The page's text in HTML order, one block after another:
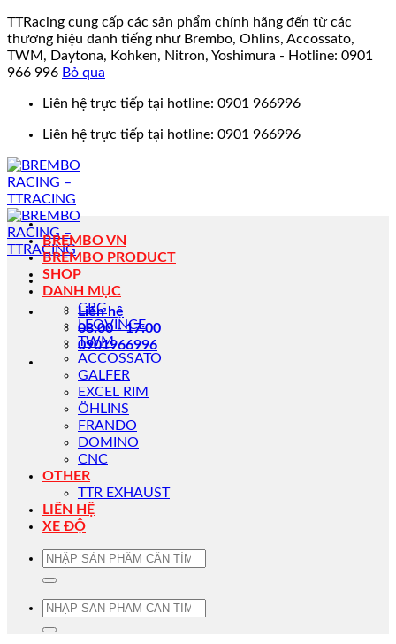
TTRacing cung cấp các sản phẩm chính hãng đến từ các
thương hiệu danh tiếng như Brembo, Ohlins, Accossato,
TWM, Daytona, Kohken, Nitron, Yoshimura - Hotline: 0901
966 996 Bỏ qua
Liên hệ trực tiếp tại hotline: 0901 966996
Liên hệ trực tiếp tại hotline: 0901 966996
Liên hệ
08:00 - 17:00
0901966996
BREMBO VN
BREMBO PRODUCT
SHOP
DANH MỤC
CRG
LEOVINCE
TWM
ACCOSSATO
GALFER
EXCEL RIM
ÖHLINS
FRANDO
DOMINO
CNC
OTHER
TTR EXHAUST
LIÊN HỆ
XE ĐỘ
Tìm
Tìm